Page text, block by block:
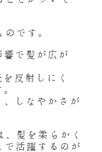
です。
響で髪が広が
反射しにく
、しなやかさが
髪を柔らかく
で活躍するのが